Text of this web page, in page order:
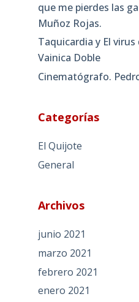
que me pierdes las
Muñoz Rojas.
Taquicardia y El
Vainica Doble
Cinematógrafo.
Categorías
El Quijote
General
Archivos
junio 2021
marzo 2021
febrero 2021
enero 2021